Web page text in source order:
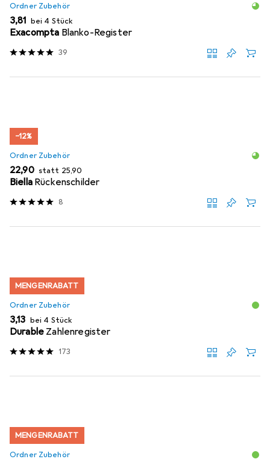
Ordner Zubehör
EUR
3,81 bei 4 Stück
Exacompta Blanko-Register
39
−12%
Ordner Zubehör
EUR
22,90 statt EUR
25,90
Biella Rückenschilder
8
MENGENRABATT
Ordner Zubehör
EUR
3,13 bei 4 Stück
Durable Zahlenregister
173
MENGENRABATT
Ordner Zubehör